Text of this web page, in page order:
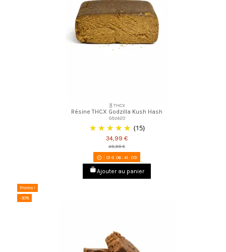
🧬THCX
Résine THCX Godzilla Kush Hash
Gbz420
(15)
34,99 €
49,99 €
01 d. 06:41 :08
Ajouter au panier
Promo !
-30%